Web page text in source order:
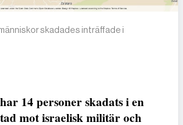
skadades inträffade i
14 personer skadats i en
mot israelisk militär och